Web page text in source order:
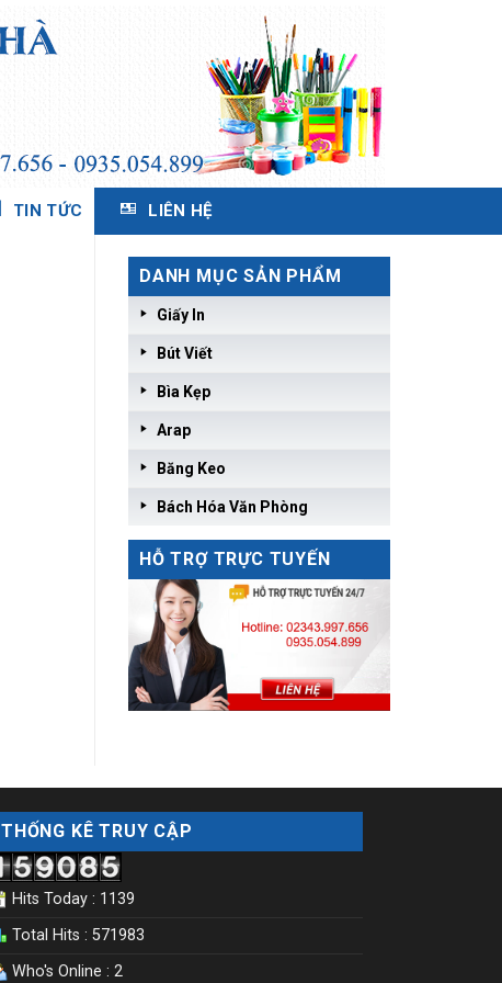
TIN TỨC LIÊN HỆ
DANH MỤC SẢN PHẨM
Giấy In
Bút Viết
Bìa Kẹp
Arap
Băng Keo
Bách Hóa Văn Phòng
HỖ TRỢ TRỰC TUYẾN
THỐNG KÊ TRUY CẬP
Hits Today : 1139
Total Hits : 571983
Who's Online : 2